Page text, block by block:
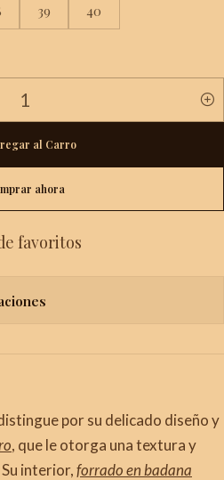
39 40
al Carro
ahora
favoritos
por su delicado diseño y
, que le otorga una textura y
interior,forrado en badana